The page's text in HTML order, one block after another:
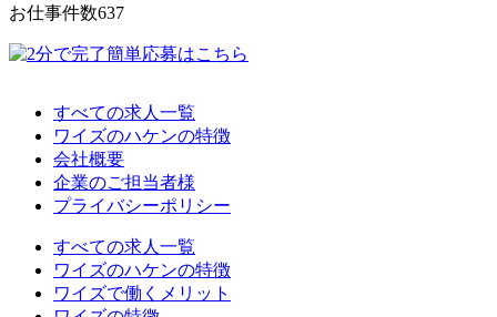
お仕事件数637
すべての求人一覧
ワイズのハケンの特徴
会社概要
企業のご担当者様
プライバシーポリシー
すべての求人一覧
ワイズのハケンの特徴
ワイズで働くメリット